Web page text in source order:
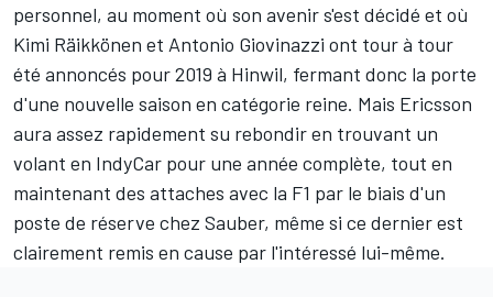
personnel, au moment où son avenir s'est décidé et où
Kimi Räikkönen et Antonio Giovinazzi ont tour à tour
été annoncés pour 2019 à Hinwil, fermant donc la porte
d'une nouvelle saison en catégorie reine. Mais Ericsson
aura assez rapidement su rebondir en trouvant un
volant en IndyCar pour une année complète, tout en
maintenant des attaches avec la F1 par le biais d'un
poste de réserve chez Sauber, même si ce dernier est
clairement remis en cause par l'intéressé lui-même.